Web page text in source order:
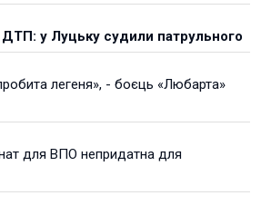
у Луцьку судили патрульного
легеня», - боєць «Любарта»
для ВПО непридатна для